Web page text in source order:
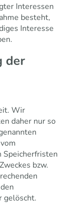
Interessen
besteht,
Interesse
der
Wir
daher nur so
Speicherfristen
bzw.
gelöscht.